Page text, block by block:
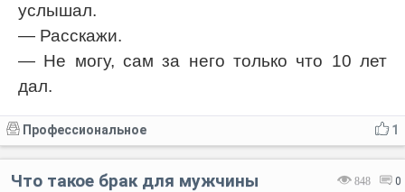
услышал.
— Расскажи.
— Не могу, сам за него только что 10 лет
дал.
1
Профессиональное
848 0
Что такое брак для мужчины